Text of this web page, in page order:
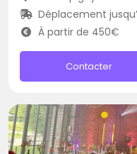
Déplacement
À partir de 450€
Contacter